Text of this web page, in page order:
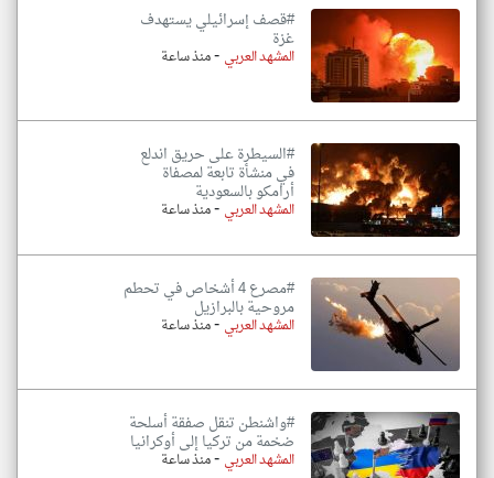
#قصف إسرائيلي يستهدف
غزة
المشهد العربي -منذ ساعة
#السيطرة على حريق اندلع
في منشأة تابعة لمصفاة
أرامكو بالسعودية
المشهد العربي-منذ ساعة
#مصرع 4 أشخاص في تحطم
مروحية بالبرازيل
المشهد العربي-منذ ساعة
#واشنطن تنقل صفقة أسلحة
ضخمة من تركيا إلى أوكرانيا
المشهد العربي-منذ ساعة